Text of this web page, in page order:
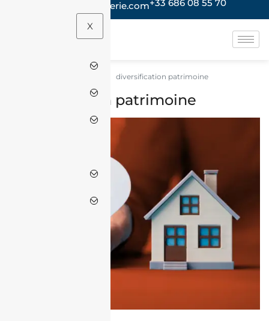
contact@jacheteenalgerie.com+33 686 08 55 70
X
diversification patrimoine
diversification patrimoine